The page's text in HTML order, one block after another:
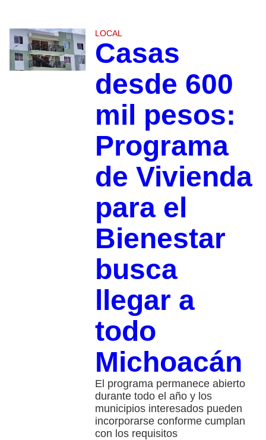
LOCAL
Casas
desde 600
mil pesos:
Programa
de Vivienda
para el
Bienestar
busca
llegar a
todo
Michoacán
El programa permanece abierto
durante todo el año y los
municipios interesados pueden
incorporarse conforme cumplan
con los requisitos